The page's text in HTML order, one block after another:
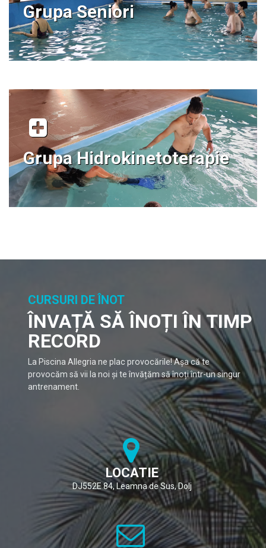
Grupa Seniori
Grupa Hidrokinetoterapie
CURSURI DE ÎNOT
ÎNVAȚĂ SĂ ÎNOȚI ÎN TIMP
RECORD
La Piscina Allegria ne plac provocările! Așa că te
provocăm să vii la noi și te învățăm să înoți într-un singur
antrenament.
LOCATIE
DJ552E 84, Leamna de Sus, Dolj